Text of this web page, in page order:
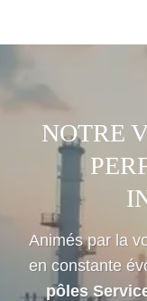
NOTRE
Animés par la
en constante
pôles